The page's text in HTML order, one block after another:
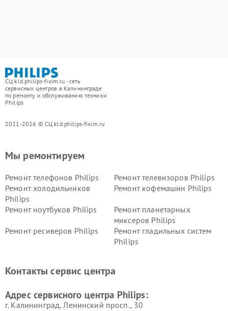
СЦ kld.philips-fixim.ru - сеть
сервисных центров в Калининграде
по ремонту и обслуживанию техники
Philips
2021-2026 © СЦ kld.philips-fixim.ru
Мы ремонтируем
Ремонт телефонов Philips
Ремонт телевизоров Philips
Ремонт холодильников
Philips
Ремонт кофемашин Philips
Ремонт ноутбуков Philips
Ремонт планетарных
миксеров Philips
Ремонт ресиверов Philips
Ремонт гладильных систем
Philips
Ремонт стиральных машин
Ремонт увлажнителей
Контакты сервис центра
Адрес сервисного центра Philips:
г. Калининград, Ленинский просп., 30